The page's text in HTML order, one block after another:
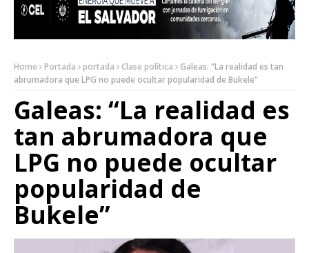
Home Portada portada Clase política
Galeas: “La realidad es tan
abrumadora que LPG no puede ocultar popularidad de Bukele”
Galeas: “La realidad es
tan abrumadora que
LPG no puede ocultar
popularidad de
Bukele”